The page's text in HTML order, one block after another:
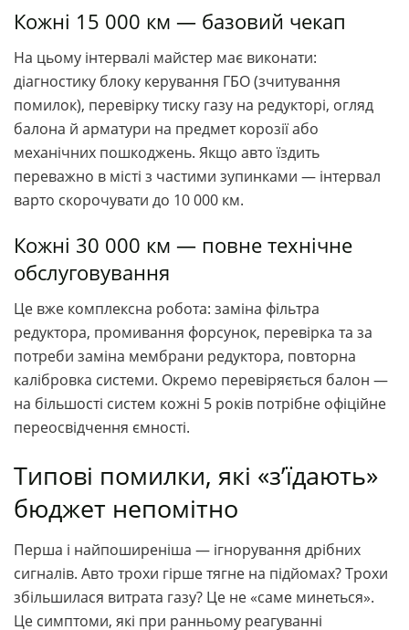
Кожні 15 000 км — базовий чекап
На цьому інтервалі майстер має виконати:
діагностику блоку керування ГБО (зчитування
помилок), перевірку тиску газу на редукторі, огляд
балона й арматури на предмет корозії або
механічних пошкоджень. Якщо авто їздить
переважно в місті з частими зупинками — інтервал
варто скорочувати до 10 000 км.
Кожні 30 000 км — повне технічне
обслуговування
Це вже комплексна робота: заміна фільтра
редуктора, промивання форсунок, перевірка та за
потреби заміна мембрани редуктора, повторна
калібровка системи. Окремо перевіряється балон —
на більшості систем кожні 5 років потрібне офіційне
переосвідчення ємності.
Типові помилки, які «з’їдають»
бюджет непомітно
Перша і найпоширеніша — ігнорування дрібних
сигналів. Авто трохи гірше тягне на підйомах? Трохи
збільшилася витрата газу? Це не «саме минеться».
Це симптоми, які при ранньому реагуванні